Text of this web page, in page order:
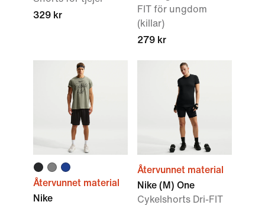
329 kr
FIT för ungdom
(killar)
279 kr
Återvunnet material
Nike
Återvunnet material
Nike (M) One
Cykelshorts Dri-FIT